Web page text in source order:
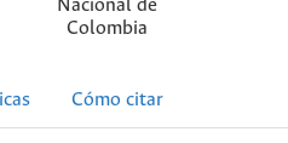
Nacional de
Colombia
Cómo citar